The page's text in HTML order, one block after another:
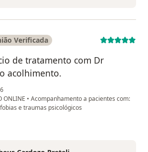
Verificada
de tratamento com Dr
acolhimento.
ONLINE • Acompanhamento a pacientes com:
e traumas psicológicos
Valeria